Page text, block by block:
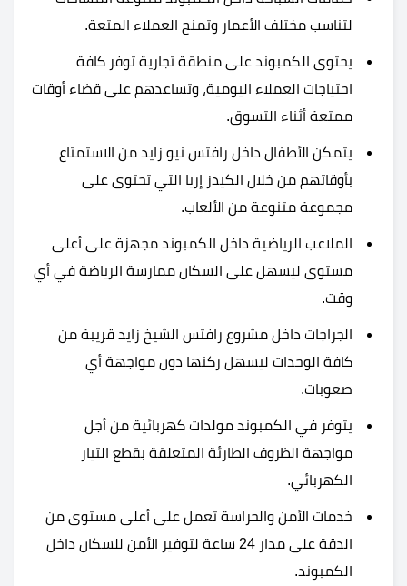
لتناسب مختلف الأعمار وتمنح العملاء المتعة.
يحتوى الكمبوند على منطقة تجارية توفر كافة
احتياجات العملاء اليومية، وتساعدهم على قضاء أوقات
ممتعة أثناء التسوق.
يتمكن الأطفال داخل رافتس نيو زايد من الاستمتاع
بأوقاتهم من خلال الكيدز إريا التي تحتوى على
مجموعة متنوعة من الألعاب.
الملاعب الرياضية داخل الكمبوند مجهزة على أعلى
مستوى ليسهل على السكان ممارسة الرياضة في أي
وقت.
الجراجات داخل مشروع رافتس الشيخ زايد قريبة من
كافة الوحدات ليسهل ركنها دون مواجهة أي
صعوبات.
يتوفر في الكمبوند مولدات كهربائية من أجل
مواجهة الظروف الطارئة المتعلقة بقطع التيار
الكهربائي.
خدمات الأمن والحراسة تعمل على أعلى مستوى من
الدقة على مدار 24 ساعة لتوفير الأمن للسكان داخل
الكمبوند.